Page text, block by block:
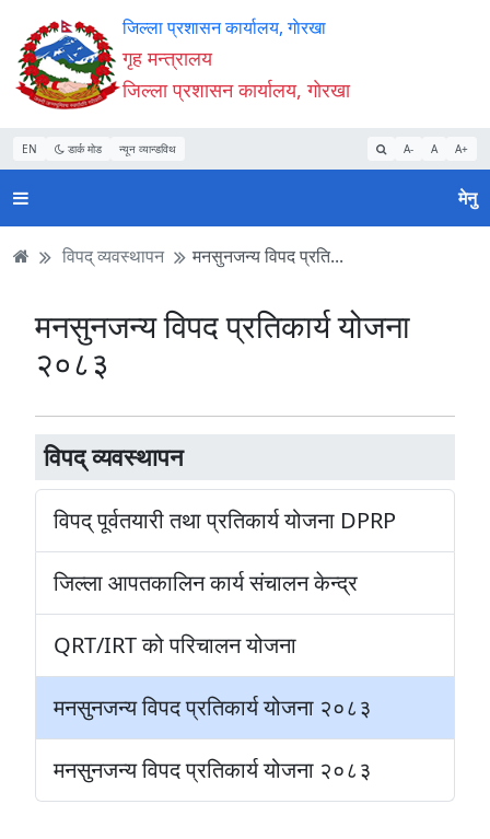
Accessibility
Mode
सुरु
गर्नुहोस्
सामाग्री
पढ्नुहाेस्
नेभिगेसन
पढ्नुहाेस्
वेबसाइट
खोजमा
जानुहोस्
जिल्ला प्रशासन कार्यालय, गाेरखा
गृह मन्त्रालय
जिल्ला प्रशासन कार्यालय, गाेरखा
EN डार्क मोड न्यून व्यान्डविथ A- A A+
मेनु
विपद् व्यवस्थापन मनसुनजन्य विपद प्रति...
विपद् व्यवस्थापन
विपद् पूर्वतयारी तथा प्रतिकार्य योजना DPRP
जिल्ला आपतकालिन कार्य संचालन केन्द्र
QRT/IRT को परिचालन योजना
मनसुनजन्य विपद प्रतिकार्य योजना २०८३
मनसुनजन्य विपद प्रतिकार्य योजना २०८३
मनसुनजन्य विपद प्रतिकार्य योजना
२०८३